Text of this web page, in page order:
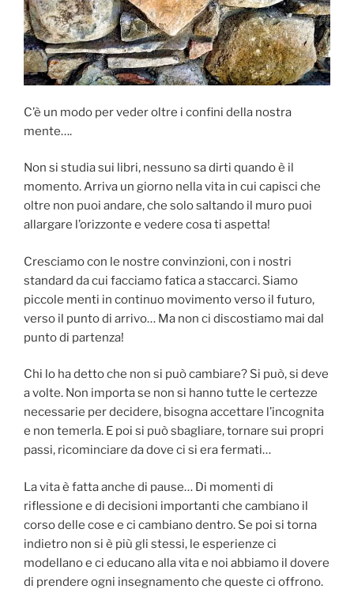
C’è un modo per veder oltre i confini della nostra
mente….
Non si studia sui libri, nessuno sa dirti quando è il
momento. Arriva un giorno nella vita in cui capisci che
oltre non puoi andare, che solo saltando il muro puoi
allargare l’orizzonte e vedere cosa ti aspetta!
Cresciamo con le nostre convinzioni, con i nostri
standard da cui facciamo fatica a staccarci. Siamo
piccole menti in continuo movimento verso il futuro,
verso il punto di arrivo… Ma non ci discostiamo mai dal
punto di partenza!
Chi lo ha detto che non si può cambiare? Si può, si deve
a volte. Non importa se non si hanno tutte le certezze
necessarie per decidere, bisogna accettare l’incognita
e non temerla. E poi si può sbagliare, tornare sui propri
passi, ricominciare da dove ci si era fermati…
La vita è fatta anche di pause… Di momenti di
riflessione e di decisioni importanti che cambiano il
corso delle cose e ci cambiano dentro. Se poi si torna
indietro non si è più gli stessi, le esperienze ci
modellano e ci educano alla vita e noi abbiamo il dovere
di prendere ogni insegnamento che queste ci offrono.